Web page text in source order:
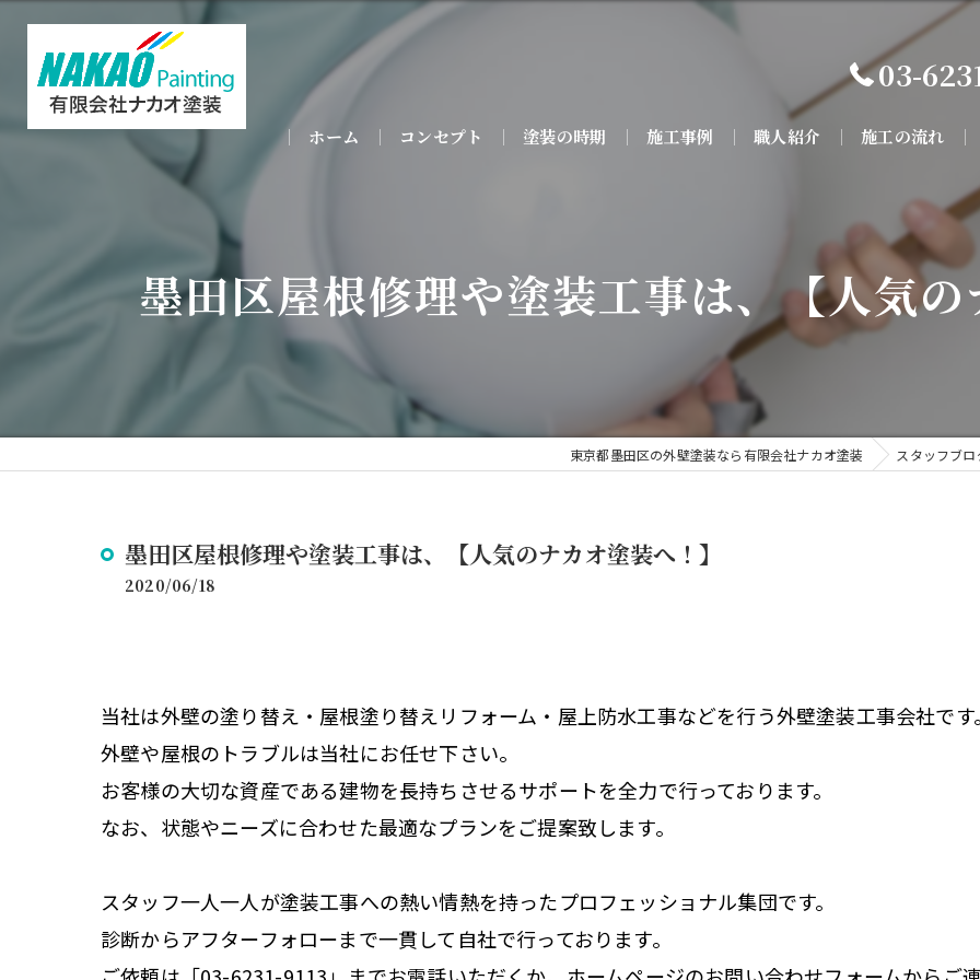
03-
ホーム コンセプト 塗装の時期 施工事例 職人紹介 施工の流れ
墨田区屋根修理や塗装工事は、【人気の
東京都墨田区の外壁塗装なら有限会社ナカオ塗装 スタッフブロ
墨田区屋根修理や塗装工事は、【人気のナカオ塗装へ！】
2020/06/18
当社は外壁の塗り替え・屋根塗り替えリフォーム・屋上防水工事などを行う外壁塗装工事会社です。
外壁や屋根のトラブルは当社にお任せ下さい。
お客様の大切な資産である建物を長持ちさせるサポートを全力で行っております。
なお、状態やニーズに合わせた最適なプランをご提案致します。
スタッフ一人一人が塗装工事への熱い情熱を持ったプロフェッショナル集団です。
診断からアフターフォローまで一貫して自社で行っております。